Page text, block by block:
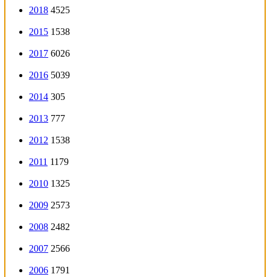
2018 4525
2015 1538
2017 6026
2016 5039
2014 305
2013 777
2012 1538
2011 1179
2010 1325
2009 2573
2008 2482
2007 2566
2006 1791